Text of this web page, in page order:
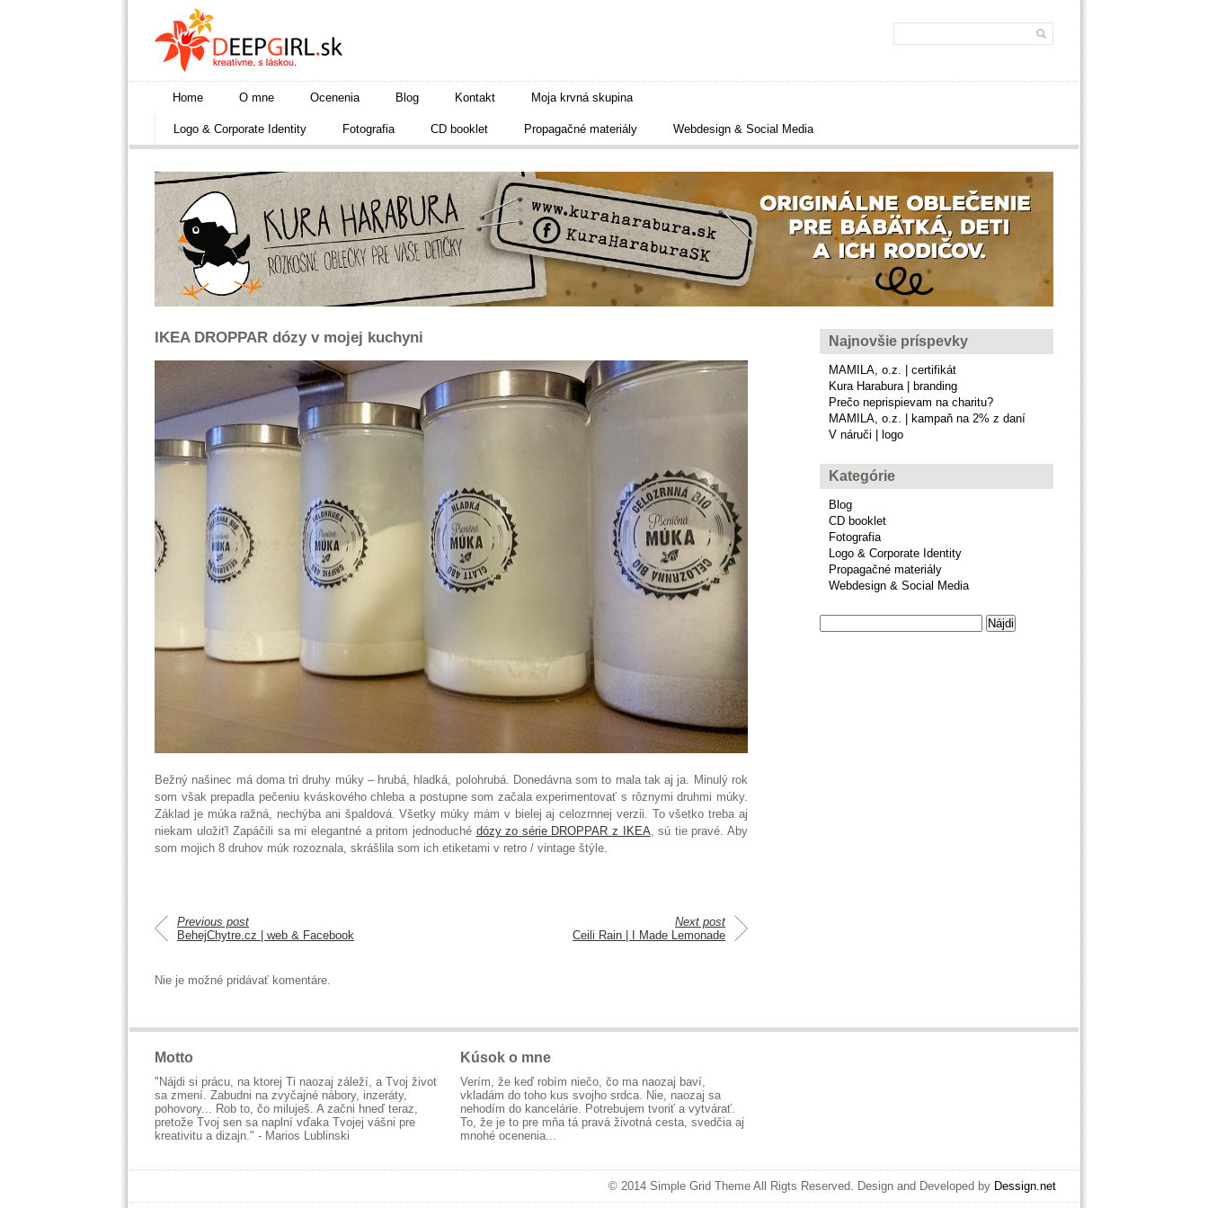
Home O mne Ocenenia Blog Kontakt Moja krvná skupina
Logo & Corporate Identity Fotografia CD booklet Propagačné materiály Webdesign & Social Media
IKEA DROPPAR dózy v mojej kuchyni
Bežný našinec má doma tri druhy múky – hrubá, hladká, polohrubá. Donedávna som to mala tak aj ja. Minulý rok
som však prepadla pečeniu kváskového chleba a postupne som začala experimentovať s rôznymi druhmi múky.
Základ je múka ražná, nechýba ani špaldová. Všetky múky mám v bielej aj celozrnnej verzii. To všetko treba aj
niekam uložiť! Zapáčili sa mi elegantné a pritom jednoduché dózy zo série DROPPAR z IKEA, sú tie pravé. Aby
som mojich 8 druhov múk rozoznala, skrášlila som ich etiketami v retro / vintage štýle.
Previous post
BehejChytre.cz | web & Facebook
Next post
Ceili Rain | I Made Lemonade
Nie je možné pridávať komentáre.
Najnovšie príspevky
MAMILA, o.z. | certifikát
Kura Harabura | branding
Prečo neprispievam na charitu?
MAMILA, o.z. | kampaň na 2% z daní
V náruči | logo
Kategórie
Blog
CD booklet
Fotografia
Logo & Corporate Identity
Propagačné materiály
Webdesign & Social Media
Motto
"Nájdi si prácu, na ktorej Ti naozaj záleží, a Tvoj život
sa zmení. Zabudni na zvyčajné nábory, inzeráty,
pohovory... Rob to, čo miluješ. A začni hneď teraz,
pretože Tvoj sen sa naplní vďaka Tvojej vášni pre
kreativitu a dizajn." - Marios Lublinski
Kúsok o mne
Verím, že keď robím niečo, čo ma naozaj baví,
vkladám do toho kus svojho srdca. Nie, naozaj sa
nehodím do kancelárie. Potrebujem tvoriť a vytvárať.
To, že je to pre mňa tá pravá životná cesta, svedčia aj
mnohé ocenenia...
© 2014 Simple Grid Theme All Rigts Reserved. Design and Developed by Dessign.net